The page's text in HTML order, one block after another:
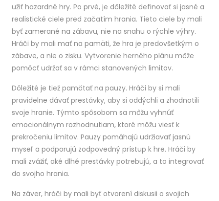
užiť hazardné hry. Po prvé, je dôležité definovať si jasné a
realistické ciele pred začatím hrania. Tieto ciele by mali
byť zamerané na zábavu, nie na snahu o rýchle výhry.
Hráči by mali mať na pamäti, že hra je predovšetkým o
zábave, a nie o zisku. Vytvorenie herného plánu môže
pomôcť udržať sa v rámci stanovených limitov.
Dôležité je tiež pamätať na pauzy. Hráči by si mali
pravidelne dávať prestávky, aby si oddýchli a zhodnotili
svoje hranie. Týmto spôsobom sa môžu vyhnúť
emocionálnym rozhodnutiam, ktoré môžu viesť k
prekročeniu limitov. Pauzy pomáhajú udržiavať jasnú
myseľ a podporujú zodpovedný prístup k hre. Hráči by
mali zvážiť, aké dlhé prestávky potrebujú, a to integrovať
do svojho hrania.
Na záver, hráči by mali byť otvorení diskusii o svojich